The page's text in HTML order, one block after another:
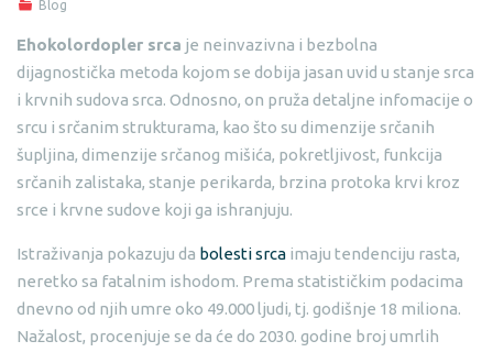
Blog
Ehokolordopler srca je neinvazivna i bezbolna
dijagnostička metoda kojom se dobija jasan uvid u stanje srca
i krvnih sudova srca. Odnosno, on pruža detaljne infomacije o
srcu i srčanim strukturama, kao što su dimenzije srčanih
šupljina, dimenzije srčanog mišića, pokretljivost, funkcija
srčanih zalistaka, stanje perikarda, brzina protoka krvi kroz
srce i krvne sudove koji ga ishranjuju.
Istraživanja pokazuju da bolesti srca imaju tendenciju rasta,
neretko sa fatalnim ishodom. Prema statističkim podacima
dnevno od njih umre oko 49.000 ljudi, tj. godišnje 18 miliona.
Nažalost, procenjuje se da će do 2030. godine broj umrlih